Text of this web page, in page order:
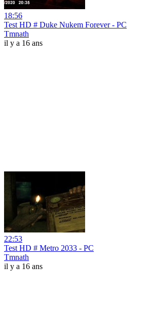
18:56
Test HD # Duke Nukem Forever - PC
Tmnath
il y a 16 ans
22:53
Test HD # Metro 2033 - PC
Tmnath
il y a 16 ans